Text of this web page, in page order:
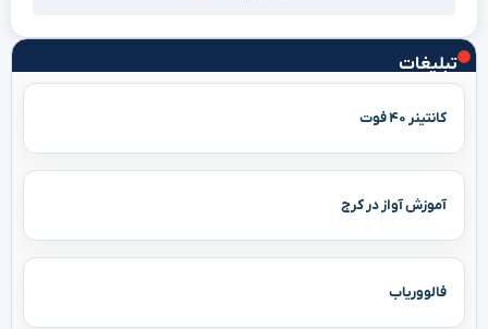
تبلیغات
کانتینر ۴۰ فوت
آموزش آواز در کرج
فالووریاب